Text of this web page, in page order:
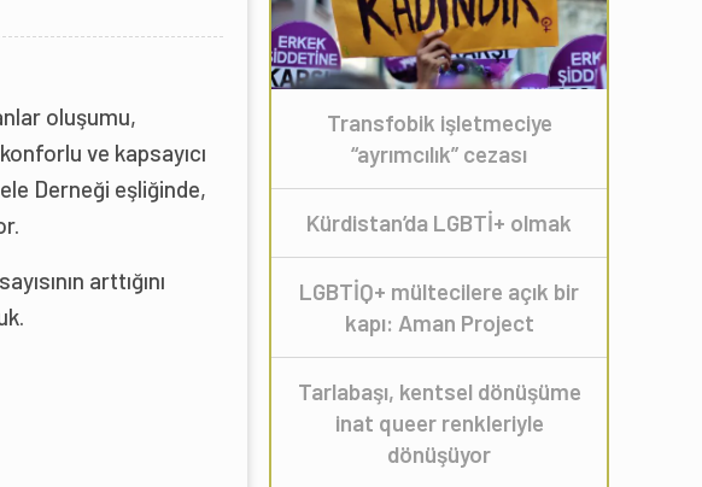
oluşumu,
ve kapsayıcı
Derneği eşliğinde,
arttığını
Transfobik işletmeciye
“ayrımcılık” cezası
Kürdistan’da LGBTİ+ olmak
LGBTİQ+ mültecilere açık bir
kapı: Aman Project
Tarlabaşı, kentsel dönüşüme
inat queer renkleriyle
dönüşüyor